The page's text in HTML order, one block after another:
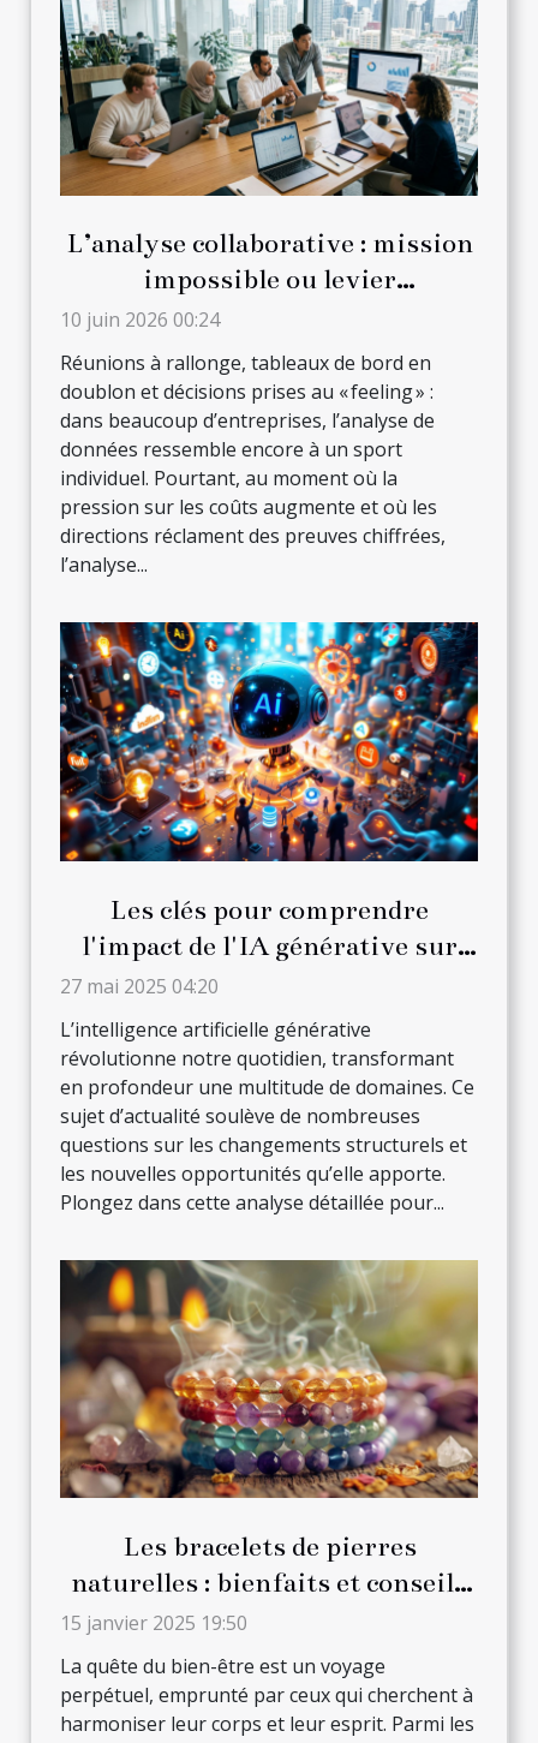
L’analyse collaborative : mission
impossible ou levier
d’innovation en entreprise ?
10 juin 2026 00:24
Réunions à rallonge, tableaux de bord en
doublon et décisions prises au « feeling » :
dans beaucoup d’entreprises, l’analyse de
données ressemble encore à un sport
individuel. Pourtant, au moment où la
pression sur les coûts augmente et où les
directions réclament des preuves chiffrées,
l’analyse...
Les clés pour comprendre
l'impact de l'IA générative sur
divers secteurs
27 mai 2025 04:20
L’intelligence artificielle générative
révolutionne notre quotidien, transformant
en profondeur une multitude de domaines. Ce
sujet d’actualité soulève de nombreuses
questions sur les changements structurels et
les nouvelles opportunités qu’elle apporte.
Plongez dans cette analyse détaillée pour...
Les bracelets de pierres
naturelles : bienfaits et conseils
de port quotidien
15 janvier 2025 19:50
La quête du bien-être est un voyage
perpétuel, emprunté par ceux qui cherchent à
harmoniser leur corps et leur esprit. Parmi les